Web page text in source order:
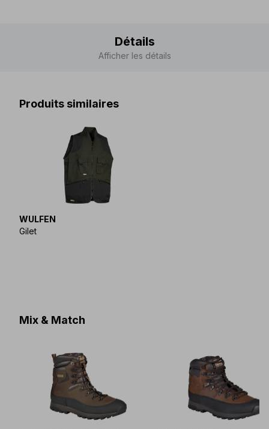
Détails
Afficher les détails
Produits similaires
WULFEN
Gilet
Mix & Match